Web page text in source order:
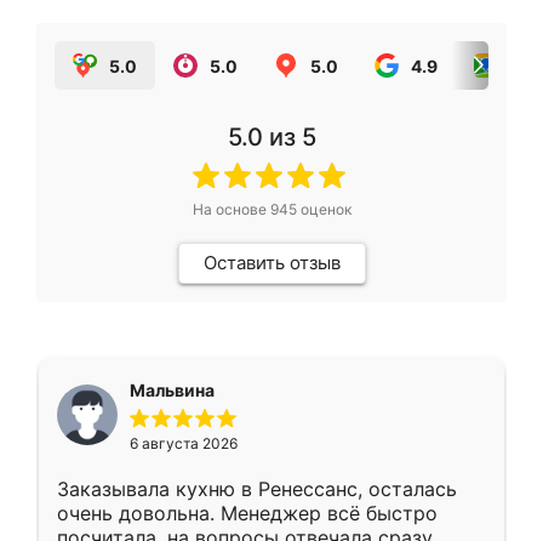
5.0 5.0 5.0 4.9
5.0 из 5
На основе 945оценок
Оставить отзыв
Мальвина
6 августа 2026
Заказывала кухню в Ренессанс, осталась
очень довольна. Менеджер всё быстро